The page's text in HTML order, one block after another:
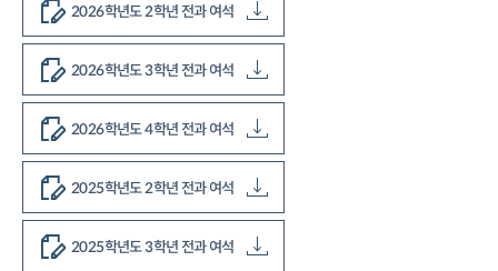
2026학년도 2학년 전과 여석
2026학년도 3학년 전과 여석
2026학년도 4학년 전과 여석
2025학년도 2학년 전과 여석
2025학년도 3학년 전과 여석